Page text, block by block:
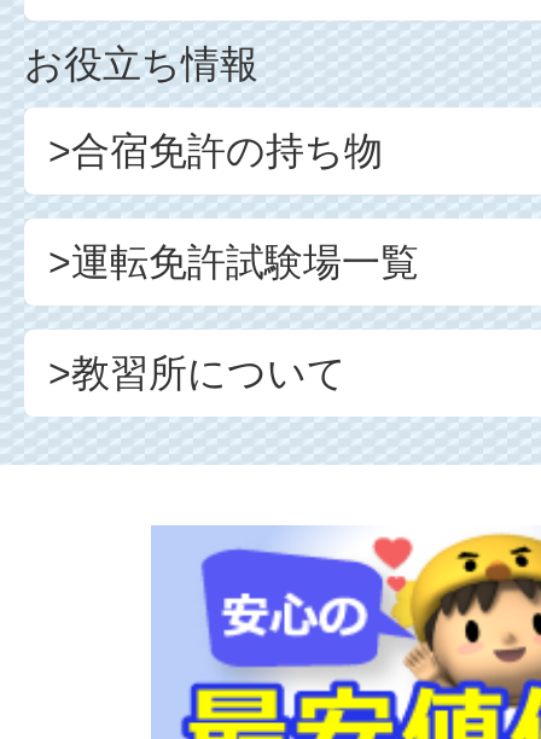
お役立ち情報
>合宿免許の持ち物
>運転免許試験場一覧
>教習所について